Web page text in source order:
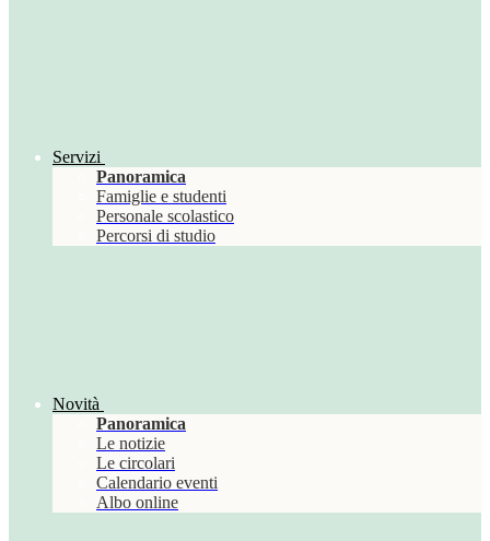
Servizi
Panoramica
Famiglie e studenti
Personale scolastico
Percorsi di studio
Novità
Panoramica
Le notizie
Le circolari
Calendario eventi
Albo online